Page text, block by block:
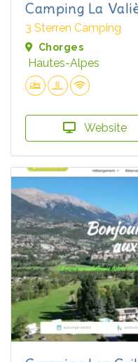
Camping La
3 Sterren Camping
Chorges
Hautes-Alpes
Website